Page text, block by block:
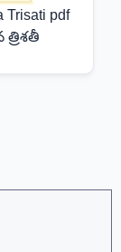
Trisati pdf
త్రిశతీ